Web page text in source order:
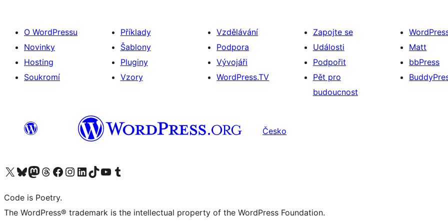
O WordPressu
Novinky
Hosting
Soukromí
Příklady
Šablony
Pluginy
Vzory
Vzdělávání
Podpora
Vývojáři
WordPress.TV
Zapojte se
Události
Podpořit
Pět pro
budoucnost
Matt
bbPress
Česko
Navštivte náš účet na X (dříve Twitter)
Navštivte náš Bluesky účetNavštivte náš účet Mastodon
Navštivte náš Threads účetNavštivte naši stránku na Facebooku
Navštivte náš Instagram účetNavštivte náš LinkedIn účetNavštivte náš TikTok účetNavštivte náš YouTube kanálNavštivte náš Tumblr účet
Code is Poetry.
The WordPress® trademark is the intellectual property of the WordPress Foundation.